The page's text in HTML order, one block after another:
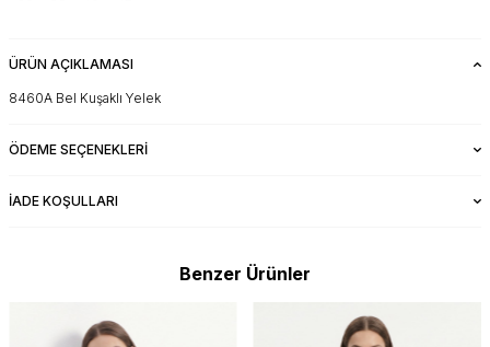
ÜRÜN AÇIKLAMASI
8460A Bel Kuşaklı Yelek
ÖDEME SEÇENEKLERI
İADE KOŞULLARI
Benzer Ürünler